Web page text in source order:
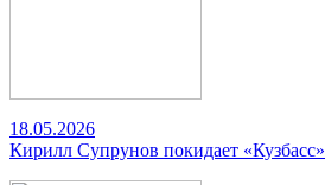
18.05.2026
Кирилл Супрунов покидает «Кузбасс»